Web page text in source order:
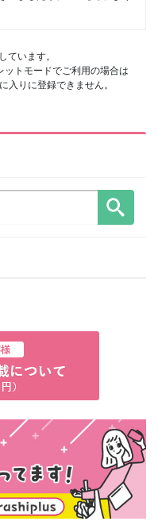
ています。
トモードでご利用の場合は
りに登録できません。